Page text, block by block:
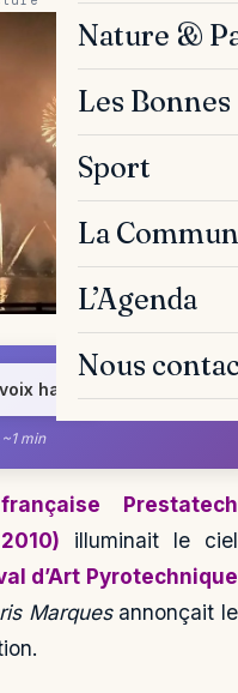
Nature &
Les
Sport
La
L’Agenda
Nous
haute
min
Prestatech
illuminait le ciel
d’Art Pyrotechnique
Marquesannonçait le